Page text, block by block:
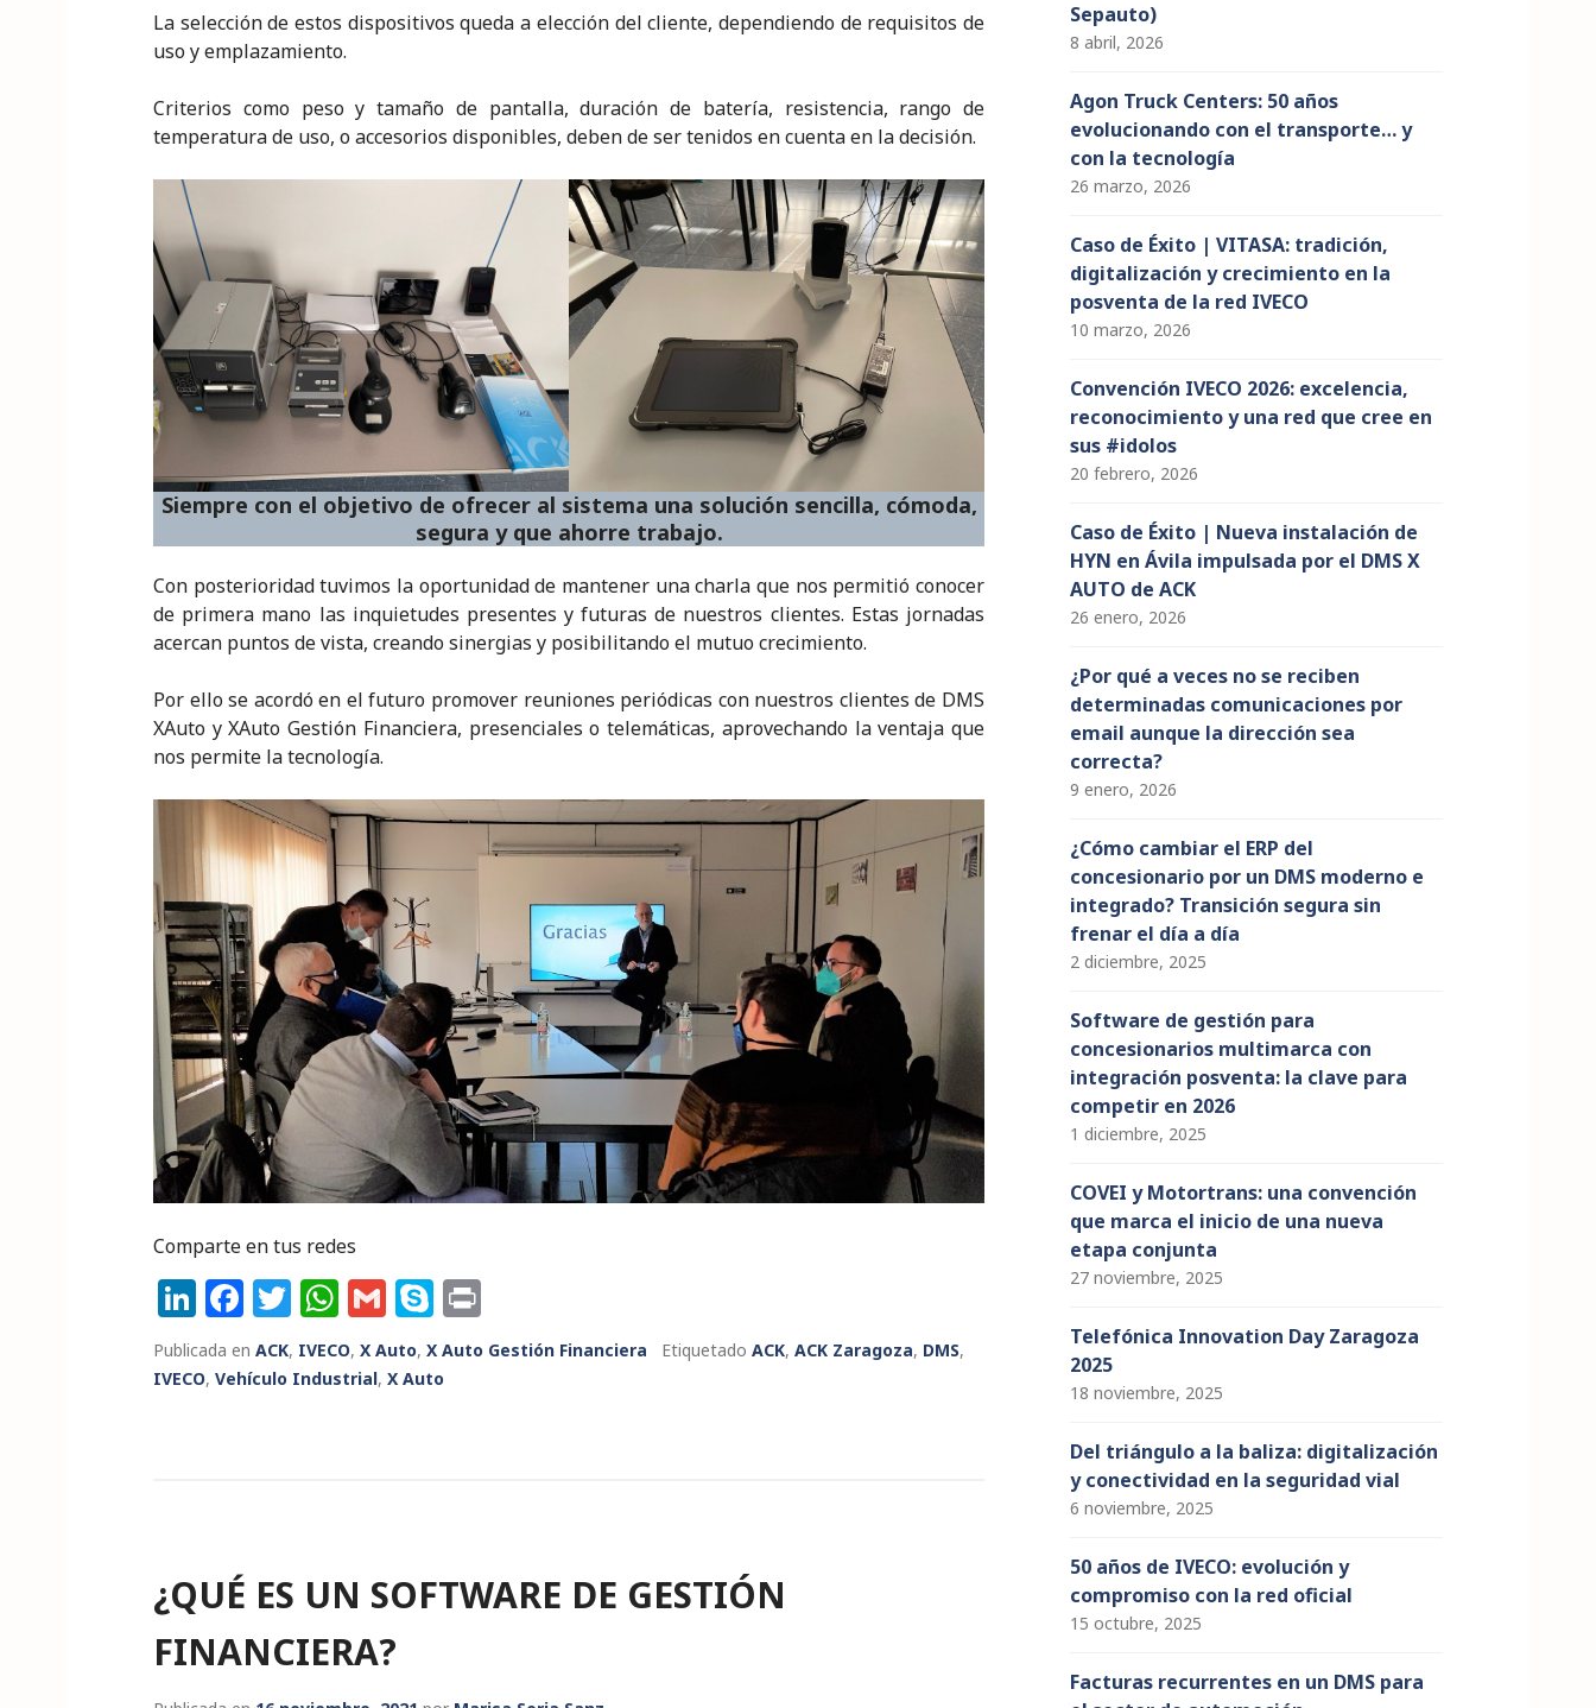
La selección de estos dispositivos queda a elección del cliente, dependiendo de requisitos de
uso y emplazamiento.
Criterios como peso y tamaño de pantalla, duración de batería, resistencia, rango de
temperatura de uso, o accesorios disponibles, deben de ser tenidos en cuenta en la decisión.
Siempre con el objetivo de ofrecer al sistema una solución sencilla, cómoda,
segura y que ahorre trabajo.
Con posterioridad tuvimos la oportunidad de mantener una charla que nos permitió conocer
de primera mano las inquietudes presentes y futuras de nuestros clientes. Estas jornadas
acercan puntos de vista, creando sinergias y posibilitando el mutuo crecimiento.
Por ello se acordó en el futuro promover reuniones periódicas con nuestros clientes de DMS
XAuto y XAuto Gestión Financiera, presenciales o telemáticas, aprovechando la ventaja que
nos permite la tecnología.
Comparte en tus redes
Li
n
k
F
a
c
T
w
it
W
h
a
G
m
ai
S
k
y
ri
n
Publicada en ACK, IVECO, X Auto, X Auto Gestión Financiera Etiquetado ACK, ACK Zaragoza, DMS,
IVECO, Vehículo Industrial, X Auto
¿QUÉ ES UN SOFTWARE DE GESTIÓN
FINANCIERA?
Sepauto)
8 abril, 2026
Agon Truck Centers: 50 años
evolucionando con el transporte… y
con la tecnología
26 marzo, 2026
Caso de Éxito | VITASA: tradición,
digitalización y crecimiento en la
posventa de la red IVECO
10 marzo, 2026
Convención IVECO 2026: excelencia,
reconocimiento y una red que cree en
sus #idolos
20 febrero, 2026
Caso de Éxito | Nueva instalación de
HYN en Ávila impulsada por el DMS X
AUTO de ACK
26 enero, 2026
¿Por qué a veces no se reciben
determinadas comunicaciones por
email aunque la dirección sea
correcta?
9 enero, 2026
¿Cómo cambiar el ERP del
concesionario por un DMS moderno e
integrado? Transición segura sin
frenar el día a día
2 diciembre, 2025
Software de gestión para
concesionarios multimarca con
integración posventa: la clave para
competir en 2026
1 diciembre, 2025
COVEI y Motortrans: una convención
que marca el inicio de una nueva
etapa conjunta
27 noviembre, 2025
Telefónica Innovation Day Zaragoza
2025
18 noviembre, 2025
Del triángulo a la baliza: digitalización
y conectividad en la seguridad vial
6 noviembre, 2025
50 años de IVECO: evolución y
compromiso con la red oficial
15 octubre, 2025
Facturas recurrentes en un DMS para